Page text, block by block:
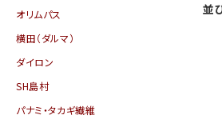
オリムパス
横田（ダルマ）
ダイロン
SH島村
パナミ・タカギ繊維
並